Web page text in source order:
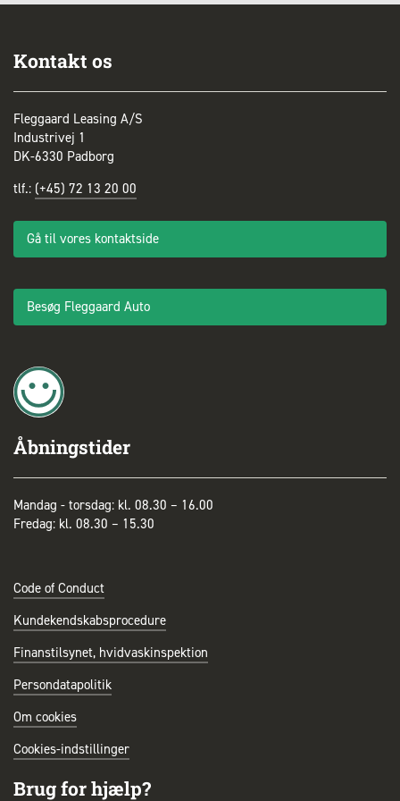
Kontakt os
Fleggaard Leasing A/S
Industrivej 1
DK-6330 Padborg
tlf.: (+45) 72 13 20 00
Gå til vores kontaktside
Besøg Fleggaard Auto
Åbningstider
Mandag - torsdag: kl. 08.30 – 16.00
Fredag: kl. 08.30 – 15.30
Code of Conduct
Kundekendskabsprocedure
Finanstilsynet, hvidvaskinspektion
Persondatapolitik
Om cookies
Cookies-indstillinger
Brug for hjælp?